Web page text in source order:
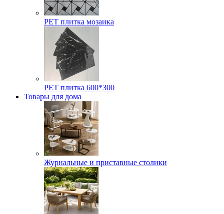
РЕТ плитка мозаика
РЕТ плитка 600*300
Товары для дома
Журнальные и приставные столики